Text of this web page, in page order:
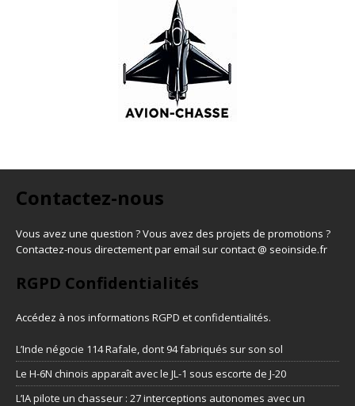
Contactez-nous
Vous avez une question ? Vous avez des projets de promotions ?
Contactez-nous directement par email sur contact @ seoinside.fr
RGPD Confidentialités
Accédez à nos informations RGPD et confidentialités.
L’Inde négocie 114 Rafale, dont 94 fabriqués sur son sol
Le H-6N chinois apparaît avec le JL-1 sous escorte de J-20
L’IA pilote un chasseur : 27 interceptions autonomes avec un